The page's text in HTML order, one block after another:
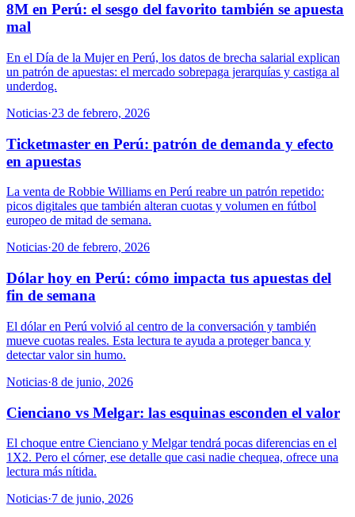
8M en Perú: el sesgo del favorito también se apuesta
mal
En el Día de la Mujer en Perú, los datos de brecha salarial explican
un patrón de apuestas: el mercado sobrepaga jerarquías y castiga al
underdog.
Noticias·23 de febrero, 2026
Ticketmaster en Perú: patrón de demanda y efecto
en apuestas
La venta de Robbie Williams en Perú reabre un patrón repetido:
picos digitales que también alteran cuotas y volumen en fútbol
europeo de mitad de semana.
Noticias·20 de febrero, 2026
Dólar hoy en Perú: cómo impacta tus apuestas del
fin de semana
El dólar en Perú volvió al centro de la conversación y también
mueve cuotas reales. Esta lectura te ayuda a proteger banca y
detectar valor sin humo.
Noticias·8 de junio, 2026
Cienciano vs Melgar: las esquinas esconden el valor
El choque entre Cienciano y Melgar tendrá pocas diferencias en el
1X2. Pero el córner, ese detalle que casi nadie chequea, ofrece una
lectura más nítida.
Noticias·7 de junio, 2026